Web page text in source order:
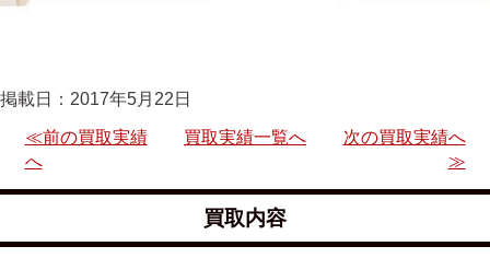
掲載日：2017年5月22日
≪前の買取実績
へ
買取実績一覧へ
次の買取実績へ
≫
買取内容